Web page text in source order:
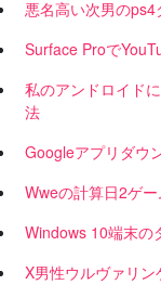
悪名高い次男のps4
Surface Proで
私のアンドロイド
法
Googleアプリダウ
Wweの計算日2ゲ
Windows 10端末の
X男性ウルヴァリ